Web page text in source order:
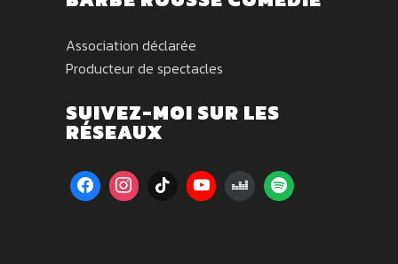
Association déclarée
Producteur de spectacles
SUIVEZ-MOI SUR LES
RÉSEAUX